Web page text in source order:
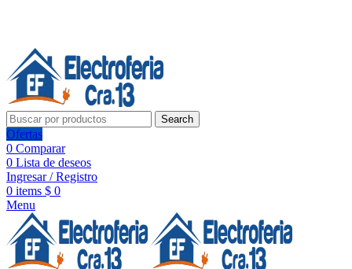
Search
Ofertas
0 Comparar
0 Lista de deseos
Ingresar / Registro
0 items $ 0
Menu